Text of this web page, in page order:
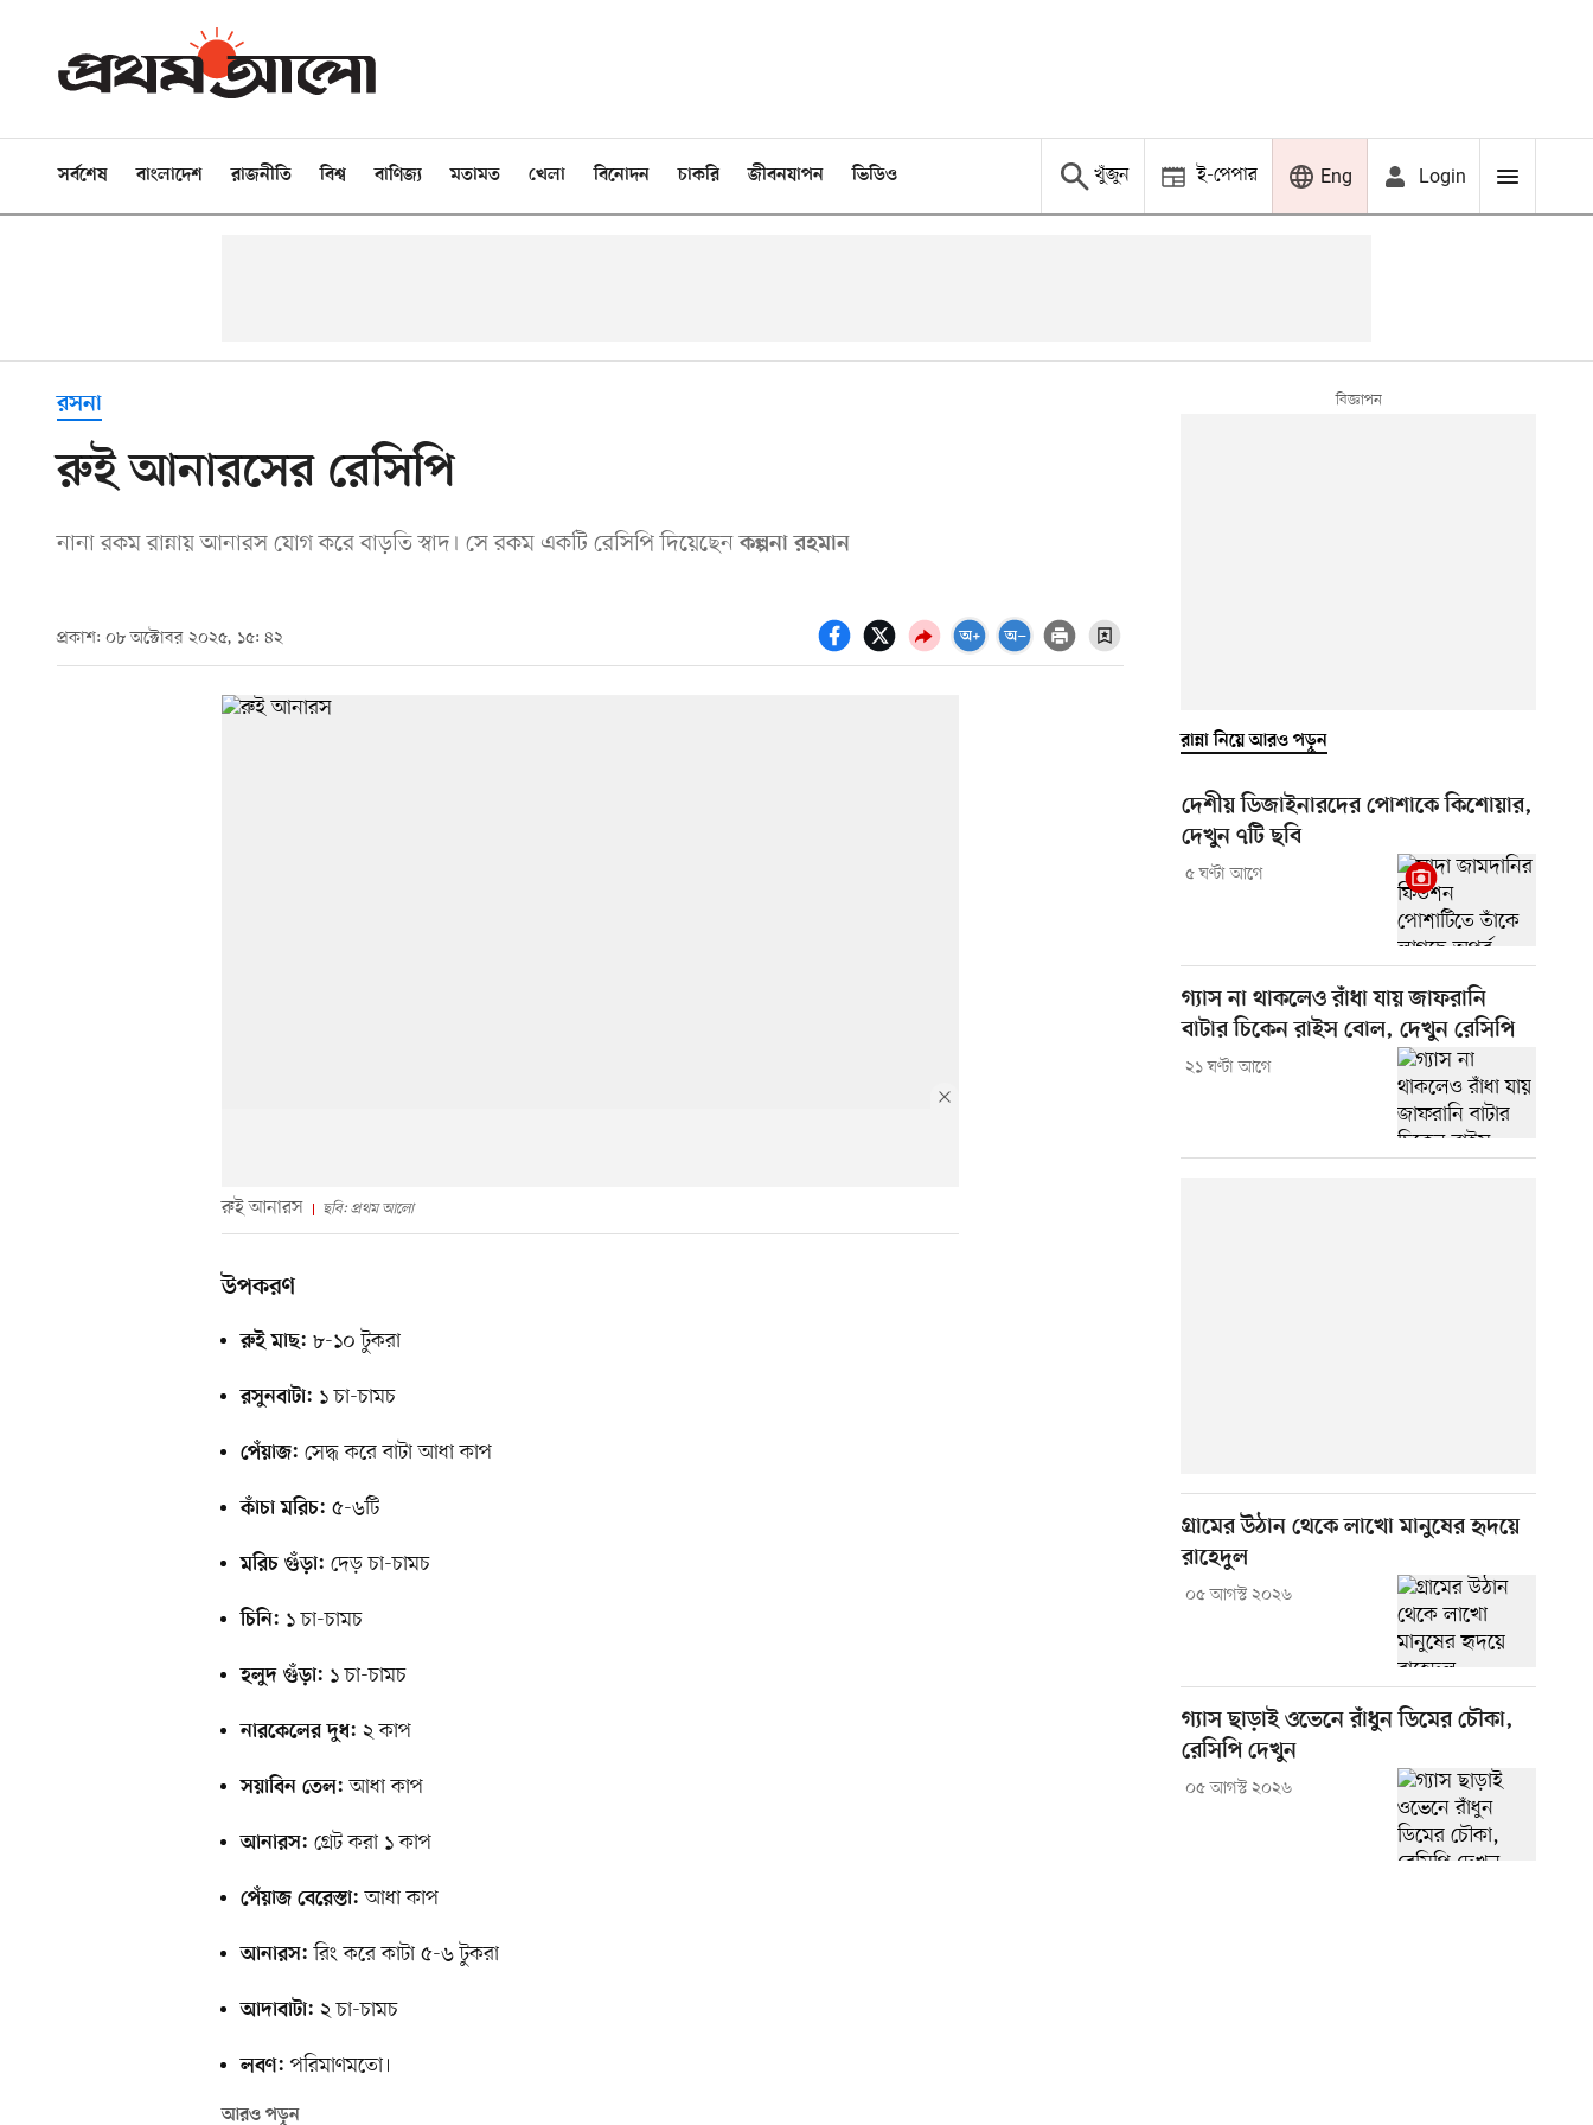
সর্বশেষ বাংলাদেশ রাজনীতি বিশ্ব বাণিজ্য মতামত খেলা বিনোদন চাকরি জীবনযাপন ভিডিও খুঁজুন ই-পেপার Eng Login
রসনা
রুই আনারসের রেসিপি
নানা রকম রান্নায় আনারস যোগ করে বাড়তি স্বাদ। সে রকম একটি রেসিপি দিয়েছেনকল্পনা রহমান
প্রকাশ: ০৮ অক্টোবর ২০২৫, ১৫: ৪২
রুই আনারস ছবি: প্রথম আলো
উপকরণ
রুই মাছ: ৮-১০ টুকরা
রসুনবাটা: ১ চা-চামচ
পেঁয়াজ: সেদ্ধ করে বাটা আধা কাপ
কাঁচা মরিচ: ৫-৬টি
মরিচ গুঁড়া: দেড় চা-চামচ
চিনি: ১ চা-চামচ
হলুদ গুঁড়া: ১ চা-চামচ
নারকেলের দুধ: ২ কাপ
সয়াবিন তেল: আধা কাপ
আনারস: গ্রেট করা ১ কাপ
পেঁয়াজ বেরেস্তা: আধা কাপ
আনারস: রিং করে কাটা ৫-৬ টুকরা
আদাবাটা: ২ চা-চামচ
লবণ: পরিমাণমতো।
আরও পড়ুন
রান্না নিয়ে আরও পড়ুন
দেশীয় ডিজাইনারদের পোশাকে কিশোয়ার,
দেখুন ৭টি ছবি
৫ ঘণ্টা আগে
গ্যাস না থাকলেও রাঁধা যায় জাফরানি
বাটার চিকেন রাইস বোল, দেখুন রেসিপি
২১ ঘণ্টা আগে
গ্রামের উঠান থেকে লাখো মানুষের হৃদয়ে
রাহেদুল
০৫ আগস্ট ২০২৬
গ্যাস ছাড়াই ওভেনে রাঁধুন ডিমের চৌকা,
রেসিপি দেখুন
০৫ আগস্ট ২০২৬